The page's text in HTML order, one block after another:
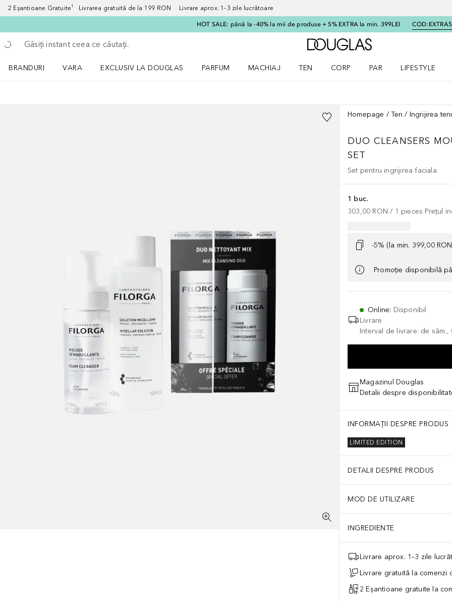
2 Eșantioane Gratuite¹ Livrarea gratuită de la 199 RON Livrare aprox. 1–3 zile lucrătoare
HOT SALE: până la -40% la mii de produse + 5% EXTRA la min. 399LEI COD:
Înapoi
Executați căutarea
Către pagina principală
BRANDURI
VARA
EXCLUSIV LA DOUGLAS
PARFUM
MACHIAJ
TEN
CORP
PAR
LIFESTYLE
Homepage Ten Ingrijirea
DUO CLEANSERS
SET
Set pentru ingrijirea faciala
1 buc.
303,00 RON / 1 pieces Prețul
-5% (la min. 399,00
Promoție disponibilă
Online: Disponibil
Livrare
Interval de livrare: de
Magazinul Douglas
Detalii despre
INFORMAȚII DESPRE PRODUS
LIMITED EDITION
DETALII DESPRE PRODUS
MOD DE UTILIZARE
INGREDIENTE
Livrare aprox. 1–3 zile
Livrare gratuită la comenzi
2 Eșantioane gratuite la